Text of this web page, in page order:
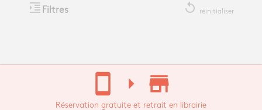
format_indent_increase Filtres replay réinitialiser
stay_current_portrait arrow_right store_mall_directory
Réservation gratuite et retrait en librairie